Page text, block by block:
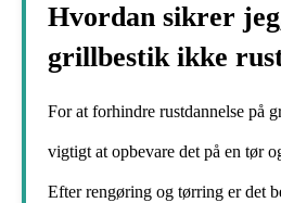
Hvordan sikrer
grillbestik ikke
For at forhindre rustdannelse på
vigtigt at opbevare det på en tør
Efter rengøring og tørring er det